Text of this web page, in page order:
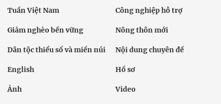
Tuần Việt Nam Công nghiệp hỗ trợ
Giảm nghèo bền vững Nông thôn mới
Dân tộc thiểu số và miền núi Nội dung chuyên đề
English Hồ sơ
Ảnh Video